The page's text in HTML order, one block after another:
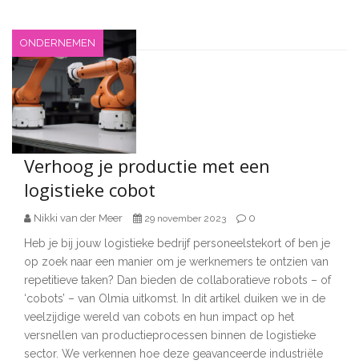
ONDERNEMEN
Verhoog je productie met een
logistieke cobot
Nikki van der Meer 29 november 2023 0
Heb je bij jouw logistieke bedrijf personeelstekort of ben je
op zoek naar een manier om je werknemers te ontzien van
repetitieve taken? Dan bieden de collaboratieve robots – of
‘cobots’ – van Olmia uitkomst. In dit artikel duiken we in de
veelzijdige wereld van cobots en hun impact op het
versnellen van productieprocessen binnen de logistieke
sector. We verkennen hoe deze geavanceerde industriële